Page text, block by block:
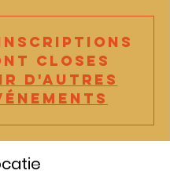
inscriptions
closes
d'autres